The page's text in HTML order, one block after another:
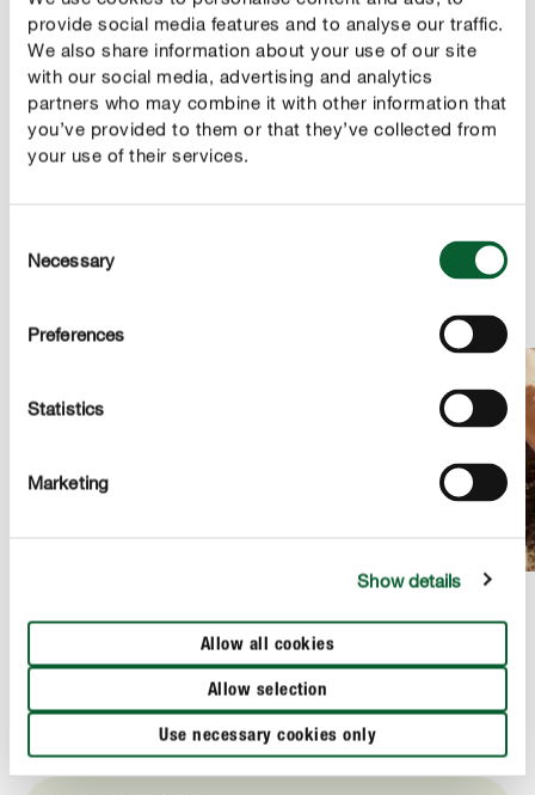
provide social media features and to analyse our traffic.
We also share information about your use of our site
with our social media, advertising and analytics
partners who may combine it with other information that
you’ve provided to them or that they’ve collected from
your use of their services.
Selection
Necessary
Preferences
Statistics
Marketing
Show details
Allow all cookies
Allow selection
Use necessary cookies only
RPP gecertificeerde turf
met strenge criteria van veengrond-selectie, -winning en -
bestemming na gebruik.